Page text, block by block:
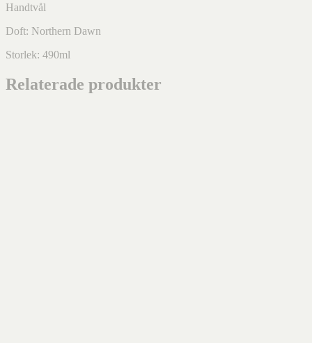
Handtvål
Doft: Northern Dawn
Storlek: 490ml
Relaterade produkter